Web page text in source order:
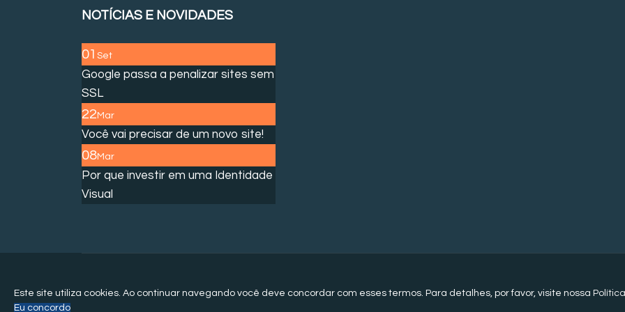
NOTÍCIAS E NOVIDADES
01 Set
Google passa a penalizar sites sem
SSL
22 Mar
Você vai precisar de um novo site!
08Mar
Por que investir em uma Identidade
Visual
Este site utiliza cookies. Ao continuar navegando você deve concordar com esses termos. Para detalhes, por favor, visite nossa
Eu concordo